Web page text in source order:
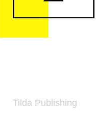
Tilda Publishing